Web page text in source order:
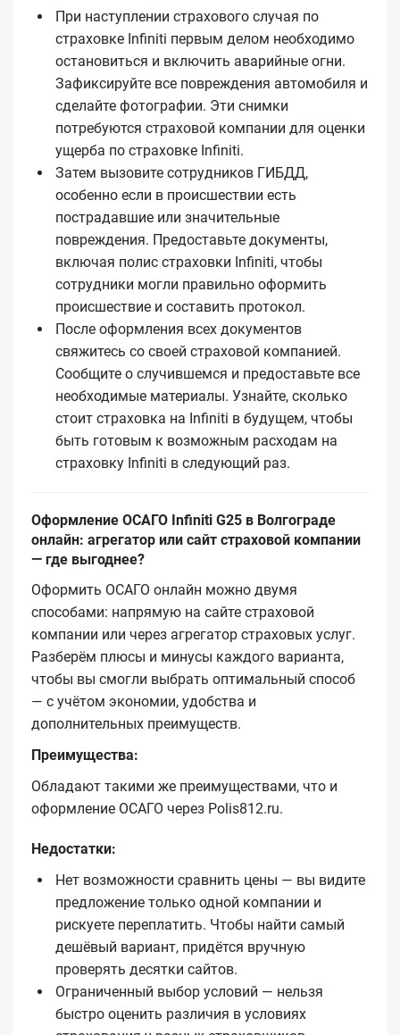
При наступлении страхового случая по
страховке Infiniti первым делом необходимо
остановиться и включить аварийные огни.
Зафиксируйте все повреждения автомобиля и
сделайте фотографии. Эти снимки
потребуются страховой компании для оценки
ущерба по страховке Infiniti.
Затем вызовите сотрудников ГИБДД,
особенно если в происшествии есть
пострадавшие или значительные
повреждения. Предоставьте документы,
включая полис страховки Infiniti, чтобы
сотрудники могли правильно оформить
происшествие и составить протокол.
После оформления всех документов
свяжитесь со своей страховой компанией.
Сообщите о случившемся и предоставьте все
необходимые материалы. Узнайте, сколько
стоит страховка на Infiniti в будущем, чтобы
быть готовым к возможным расходам на
страховку Infiniti в следующий раз.
Оформление ОСАГО Infiniti G25 в Волгограде
онлайн: агрегатор или сайт страховой компании
— где выгоднее?
Оформить ОСАГО онлайн можно двумя
способами: напрямую на сайте страховой
компании или через агрегатор страховых услуг.
Разберём плюсы и минусы каждого варианта,
чтобы вы смогли выбрать оптимальный способ
— с учётом экономии, удобства и
дополнительных преимуществ.
Преимущества:
Обладают такими же преимуществами, что и
оформление ОСАГО через Polis812.ru.
Недостатки:
Нет возможности сравнить цены — вы видите
предложение только одной компании и
рискуете переплатить. Чтобы найти самый
дешёвый вариант, придётся вручную
проверять десятки сайтов.
Ограниченный выбор условий — нельзя
быстро оценить различия в условиях